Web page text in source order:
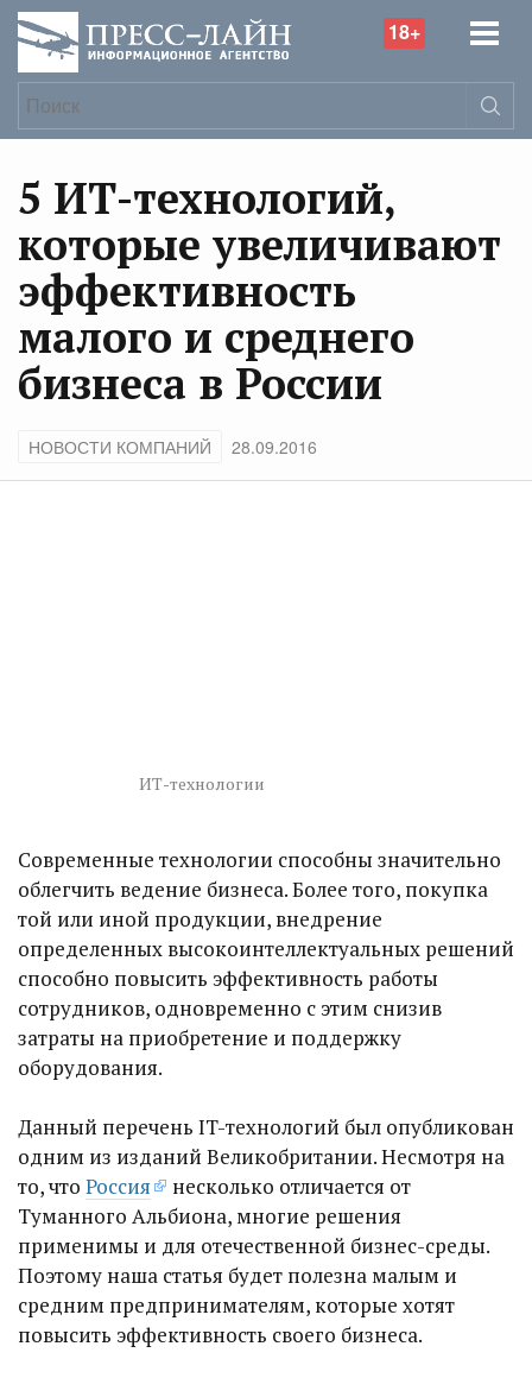
18+
5 ИТ-технологий,
которые увеличивают
эффективность
малого и среднего
бизнеса в России
НОВОСТИ КОМПАНИЙ 28.09.2016
ИТ-технологии
Современные технологии способны значительно
облегчить ведение бизнеса. Более того, покупка
той или иной продукции, внедрение
определенных высокоинтеллектуальных решений
способно повысить эффективность работы
сотрудников, одновременно с этим снизив
затраты на приобретение и поддержку
оборудования.
Данный перечень IT-технологий был опубликован
одним из изданий Великобритании. Несмотря на
то, что Россия
несколько отличается от
Туманного Альбиона, многие решения
применимы и для отечественной бизнес-среды.
Поэтому наша статья будет полезна малым и
средним предпринимателям, которые хотят
повысить эффективность своего бизнеса.